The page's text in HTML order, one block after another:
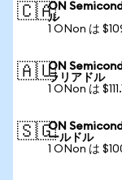
🇨🇦ON
ル
1 ONon は
🇦🇺ON
ラリアドル
1 ONon は
🇸🇬ON
ールドル
1 ONon は